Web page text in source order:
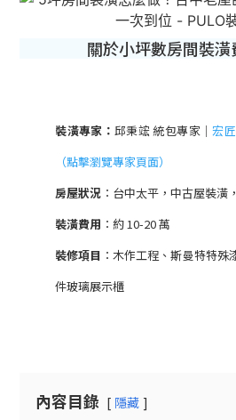
關於小坪數房間裝
裝潢專家：邱秉竤 統包專家｜宏
（點擊瀏覽專家頁面）
房屋狀況 ：台中太平，中古屋裝潢
裝潢費用 ：約 10-20 萬
裝修項目 ：木作工程、斯曼特特殊
件玻璃展示櫃
內容目錄 隱藏